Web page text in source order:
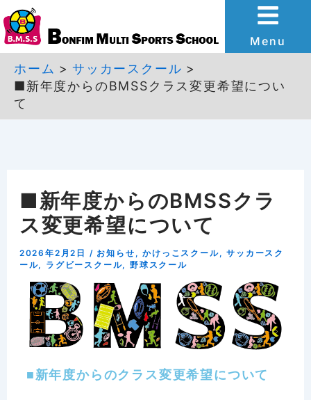
内
容
Menu
ホーム
サッカースクール
■新年度からのBMSSクラス変更希望につい
て
■新年度からのBMSSクラ
ス変更希望について
2026年2月2日 / お知らせ ,かけっこスクール,サッカースク
ール, ラグビースクール, 野球スクール
■新年度からのクラス変更希望について